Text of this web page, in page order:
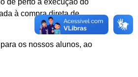
de perto a execução do
à compra direta de
os nossos alunos, ao